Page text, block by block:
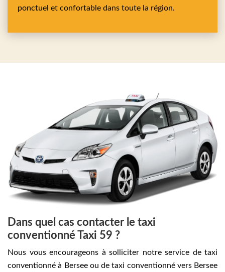
ponctuel et confortable dans toute la région.
Dans quel cas contacter le taxi
conventionné Taxi 59 ?
Nous vous encourageons à solliciter notre service de taxi
conventionné à Bersee ou de taxi conventionné vers Bersee